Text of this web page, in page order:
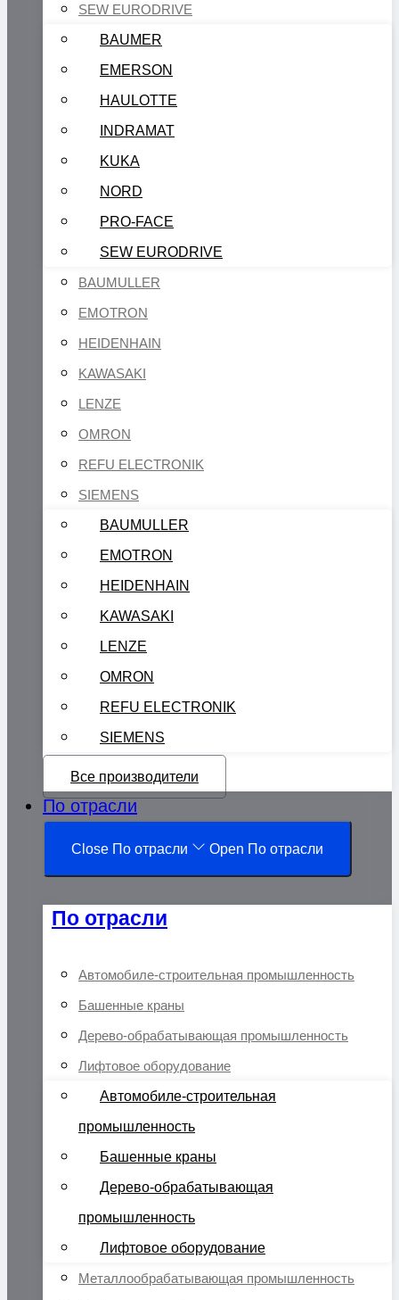
SEW EURODRIVE
BAUMER
EMERSON
HAULOTTE
INDRAMAT
KUKA
NORD
PRO-FACE
SEW EURODRIVE
BAUMULLER
EMOTRON
HEIDENHAIN
KAWASAKI
LENZE
OMRON
REFU ELECTRONIK
SIEMENS
BAUMULLER
EMOTRON
HEIDENHAIN
KAWASAKI
LENZE
OMRON
REFU ELECTRONIK
SIEMENS
Все производители
По отрасли
Close По отрасли Open По отрасли
По отрасли
Автомобиле-строительная промышленность
Башенные краны
Дерево-обрабатывающая промышленность
Лифтовое оборудование
Автомобиле-строительная
промышленность
Башенные краны
Дерево-обрабатывающая
промышленность
Лифтовое оборудование
Металлообрабатывающая промышленность